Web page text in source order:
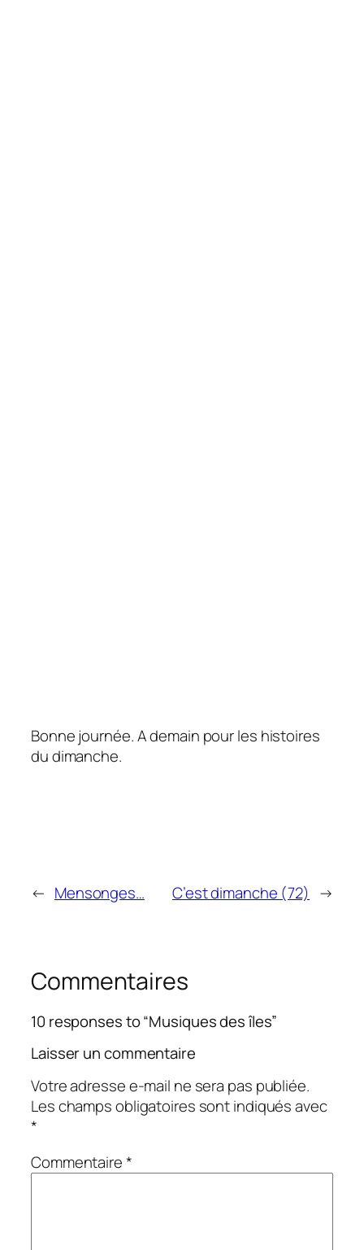
Bonne journée. A demain pour les histoires
du dimanche.
← Mensonges… C’est dimanche (72) →
Commentaires
10 responses to “Musiques des îles”
Laisser un commentaire
Votre adresse e-mail ne sera pas publiée.
Les champs obligatoires sont indiqués avec
*
Commentaire*